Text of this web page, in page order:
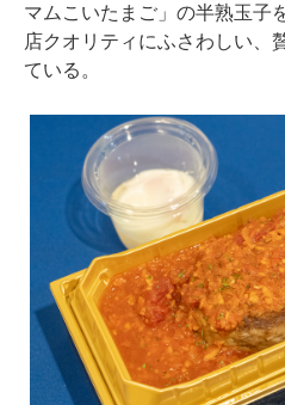
マムこいたまご」の半熟玉子
店クオリティにふさわしい、
ている。